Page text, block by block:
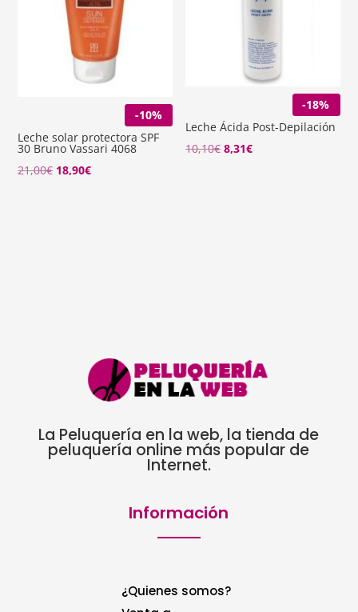
-10%
Leche solar protectora SPF
30 Bruno Vassari 4068
21,00€ El
18,90€El
-18%
Leche Ácida Post-Depilación
10,10€ El
8,31€El
La Peluquería en la web, la tienda de
peluquería online más popular de
Internet.
Información
¿Quienes somos?